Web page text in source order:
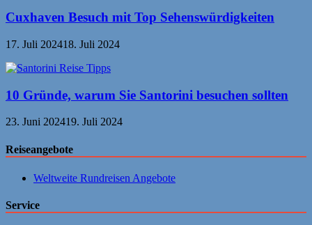
Cuxhaven Besuch mit Top Sehenswürdigkeiten
17. Juli 202418. Juli 2024
10 Gründe, warum Sie Santorini besuchen sollten
23. Juni 202419. Juli 2024
Reiseangebote
Weltweite Rundreisen Angebote
Service